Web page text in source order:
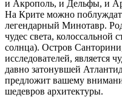
и Акрополь, и Дельфы, и
На Крите можно
легендарный Минотавр.
чудес света, колоссальной
солнца). Остров
исследователей, является
давно затонувшей
предложит вашему
шедевров архитектуры.